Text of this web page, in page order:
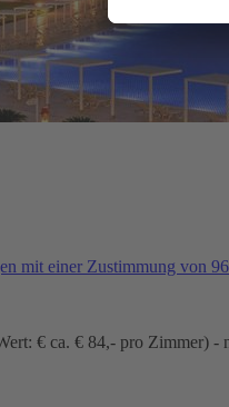
mit einer Zustimmung von
€ ca. € 84,- pro Zimmer) -